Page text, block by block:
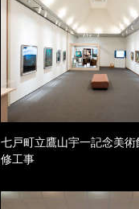
七戸町立鷹山宇一記念美術
修工事